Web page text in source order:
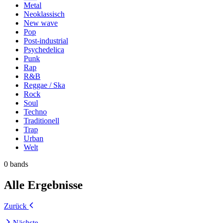
Metal
Neoklassisch
New wave
Pop
Post-industrial
Psychedelica
Punk
Rap
R&B
Reggae / Ska
Rock
Soul
Techno
Traditionell
Trap
Urban
Welt
0 bands
Alle Ergebnisse
Zurück